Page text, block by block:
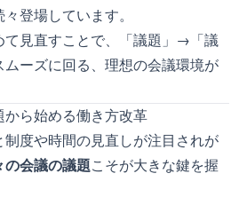
々登場しています。
て見直すことで、「議題」→「議
ーズに回る、理想の会議環境が
から始める働き方改革
度や時間の見直しが注目されが
の会議の議題こそが大きな鍵を握